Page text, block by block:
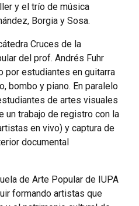
y el trío de música
Borgia y Sosa.
Cruces de la
del prof. Andrés Fuhr
por estudiantes en guitarra
bombo y piano. En paralelo
de artes visuales
un trabajo de registro con la
en vivo) y captura de
documental
de Arte Popular de IUPA
formando artistas que